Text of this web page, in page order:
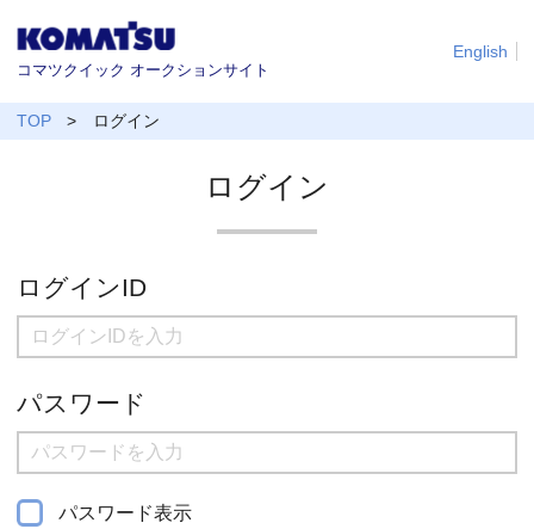
コマツクイック オークションサイト
English
TOP ログイン
ログイン
ログインID
パスワード
パスワード表示